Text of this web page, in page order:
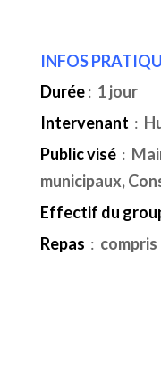
INFOS
Durée: 1 jour
Intervenant :
Public visé :
municipaux,
Effectif du
Repas :